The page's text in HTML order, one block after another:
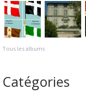
Tous les albums
Catégories